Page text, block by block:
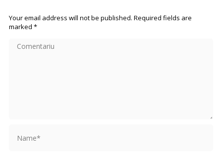
Your email address will not be published. Required fields are
marked *
Comentariu